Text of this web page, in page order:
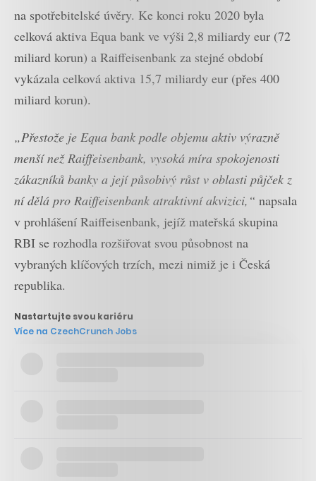
na spotřebitelské úvěry. Ke konci roku 2020 byla
celková aktiva Equa bank ve výši 2,8 miliardy eur (72
miliard korun) a Raiffeisenbank za stejné období
vykázala celková aktiva 15,7 miliardy eur (přes 400
miliard korun).
„Přestože je Equa bank podle objemu aktiv výrazně
menší než Raiffeisenbank, vysoká míra spokojenosti
zákazníků banky a její působivý růst v oblasti půjček z
ní dělá pro Raiffeisenbank atraktivní akvizici,“ napsala
v prohlášení Raiffeisenbank, jejíž mateřská skupina
RBI se rozhodla rozšiřovat svou působnost na
vybraných klíčových trzích, mezi nimiž je i Česká
republika.
Nastartujte svou kariéru
Více na CzechCrunch Jobs